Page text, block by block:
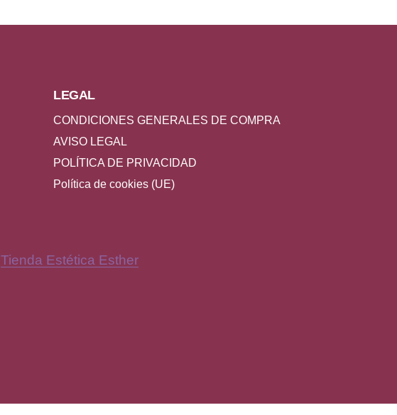
LEGAL
CONDICIONES GENERALES DE COMPRA
AVISO LEGAL
POLÍTICA DE PRIVACIDAD
Política de cookies (UE)
Tienda Estética Esther